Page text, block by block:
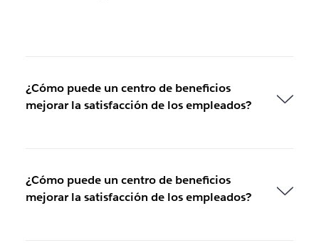
¿Cómo puede un centro de beneficios
mejorar la satisfacción de los empleados?
¿Cómo puede un centro de beneficios
mejorar la satisfacción de los empleados?